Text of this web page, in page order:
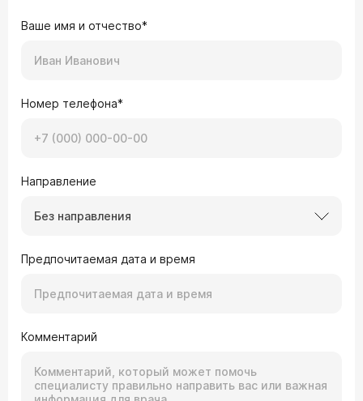
Ваше имя и отчество*
Номер телефона*
Направление
Без направления
Предпочитаемая дата и время
Комментарий